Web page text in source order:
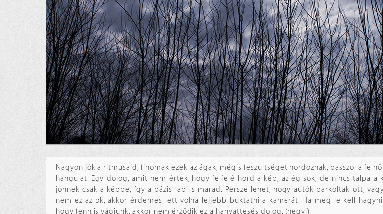
Nagyon jók a ritmusaid, finomak ezek az ágak, mégis feszültséget hordoznak, passzol a
hangulat. Egy dolog, amit nem értek, hogy felfelé hord a kép, az ég sok, de nincs talpa a
jönnek csak a képbe, így a bázis labilis marad. Persze lehet, hogy autók parkoltak ott,
nem ez az ok, akkor érdemes lett volna lejjebb buktatni a kamerát. Ha meg le kell
hogy fenn is vágjunk, akkor nem érződik ez a hanyattesés dolog. (hegyi)